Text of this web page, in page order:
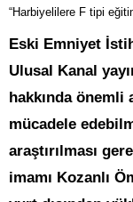
“Harbiyelilere F tipi
Eski Emniyet
Ulusal Kanal
hakkında önemli
mücadele
araştırılması
imamı Kozanlı